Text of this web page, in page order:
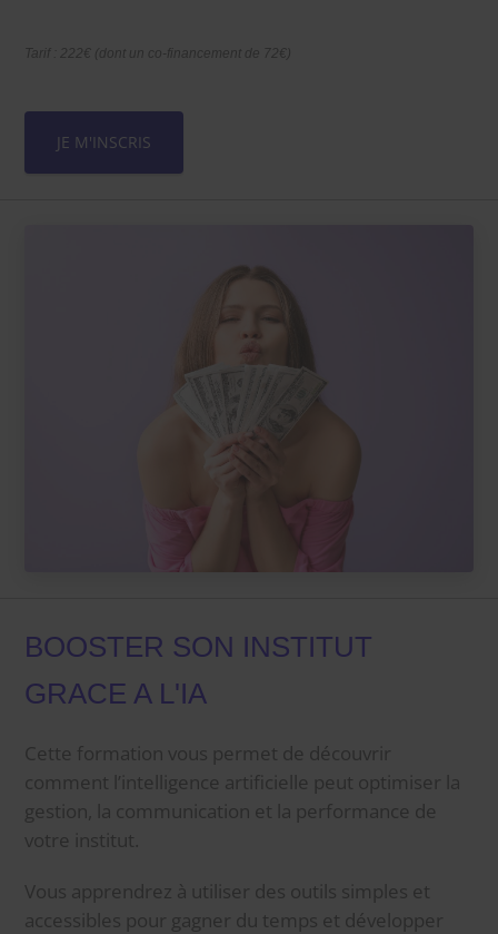
Tarif : 222€ (dont un co-financement de 72€)
JE M'INSCRIS
BOOSTER SON INSTITUT
GRACE A L'IA
Cette formation vous permet de découvrir
comment l’intelligence artificielle peut optimiser la
gestion, la communication et la performance de
votre institut.
Vous apprendrez à utiliser des outils simples et
accessibles pour gagner du temps et développer